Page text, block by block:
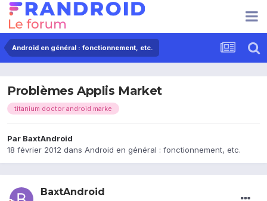
Android en général : fonctionnement, etc.
Problèmes Applis Market
titanium doctor android marke
Par BaxtAndroid
18 février 2012 dans Android en général : fonctionnement, etc.
BaxtAndroid